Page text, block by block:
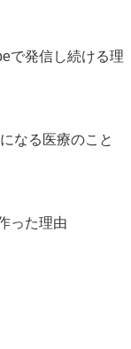
で発信し続ける理
なる医療のこと
った理由